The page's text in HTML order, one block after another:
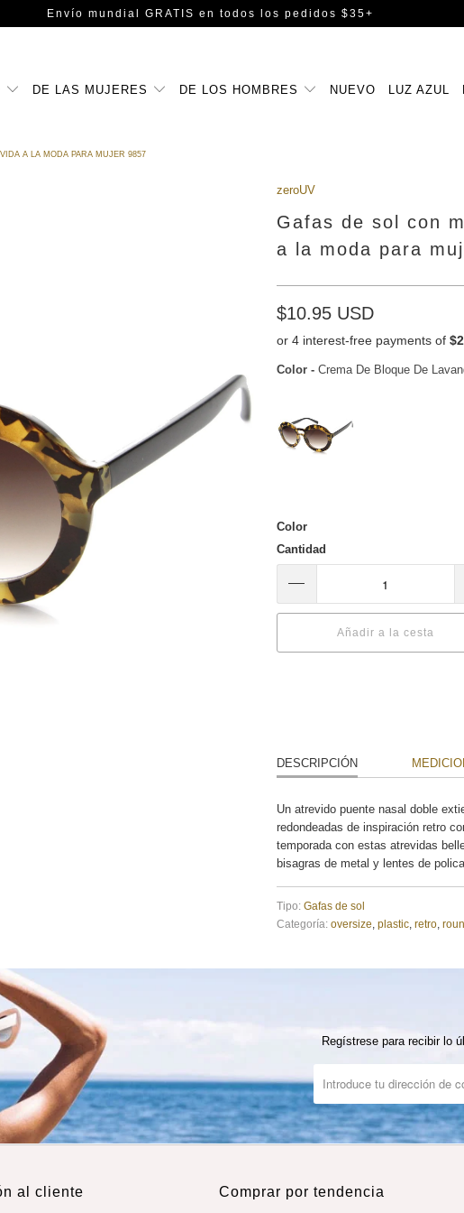
Envío mundial GRATIS en todos los pedidos $35+
DE LAS MUJERES DE LOS HOMBRES NUEVO LUZ AZUL
A LA MODA PARA MUJER 9857
zeroUV
Gafas de sol con
a la moda para
$10.95 USD
Color -Crema De Bloque De
Color
Cantidad
Añadir a la cesta
DESCRIPCIÓN
Un atrevido puente nasal doble
redondeadas de inspiración retro
temporada con estas atrevidas
bisagras de metal y lentes de
Tipo: Gafas de sol
Categoría: oversize plastic, retro,
Regístrese para recibir lo
al cliente Comprar por tendencia